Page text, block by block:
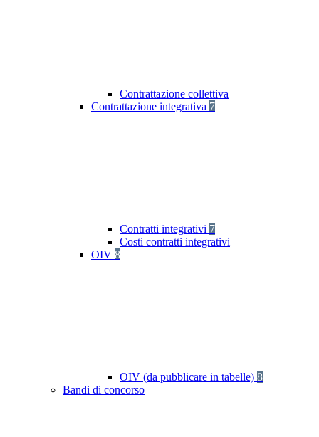
Contrattazione collettiva
Contrattazione integrativa 7
Contratti integrativi 7
Costi contratti integrativi
OIV 8
OIV (da pubblicare in tabelle) 8
Bandi di concorso